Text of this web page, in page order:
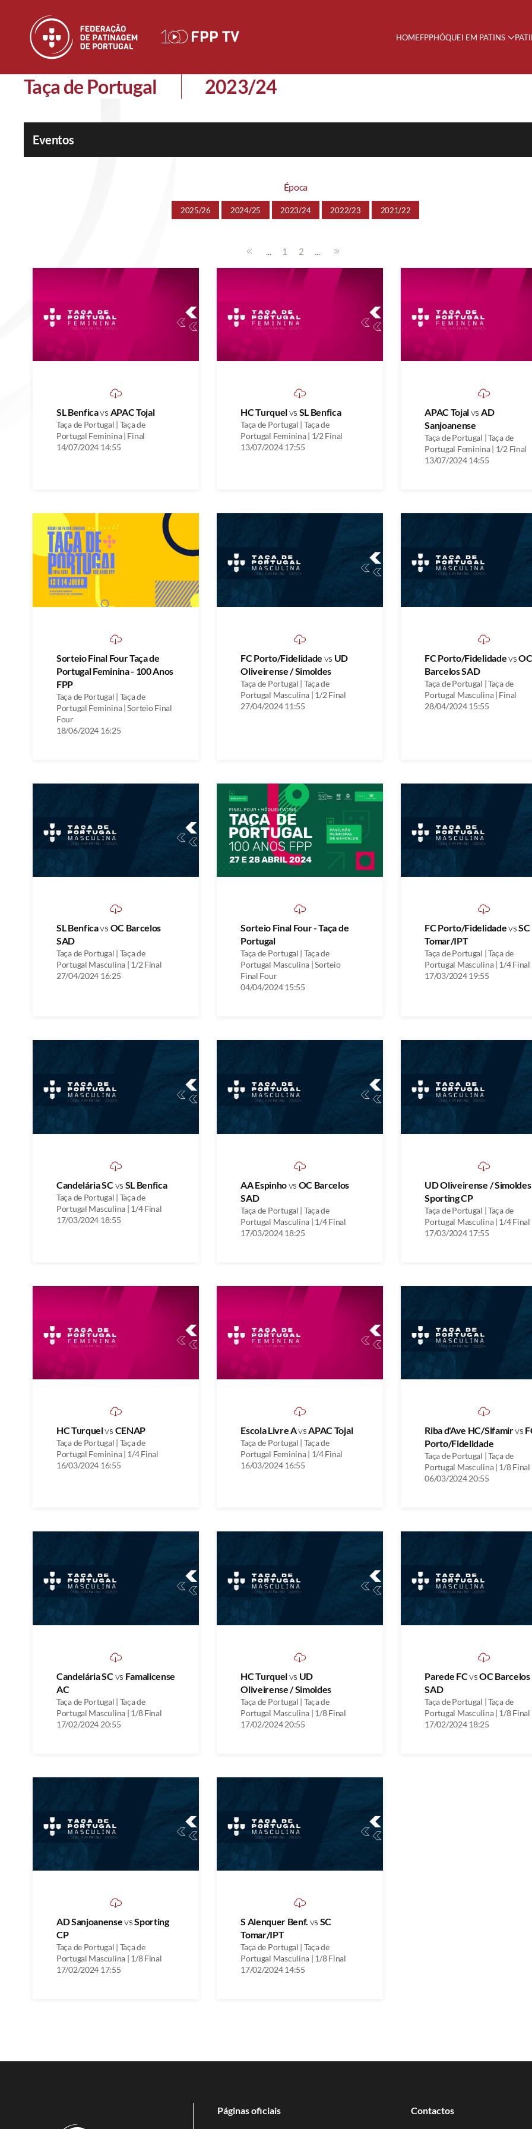
Skip to main content HOMEFPPHÓQUEI EM PATINS
Taça de Portugal 2023/24
Eventos
Época
2025/26 2024/25 2023/24 2022/23 2021/22
... 1 2 ...
SL Benficavs APAC Tojal
Taça de Portugal | Taça de
Portugal Feminina | Final
14/07/2024 14:55
HC Turquelvs SL Benfica
Taça de Portugal | Taça de
Portugal Feminina | 1/2 Final
13/07/2024 17:55
APAC Tojalvs AD
Sanjoanense
Taça de Portugal | Taça de
Portugal Feminina | 1/2 Final
13/07/2024 14:55
Sorteio Final Four Taça de
Portugal Feminina - 100 Anos
FPP
Taça de Portugal | Taça de
Portugal Feminina | Sorteio Final
Four
18/06/2024 16:25
FC Porto/Fidelidade vs UD
Oliveirense / Simoldes
Taça de Portugal | Taça de
Portugal Masculina | 1/2 Final
27/04/2024 11:55
FC Porto/FidelidadevsOC
Barcelos SAD
Taça de Portugal | Taça de
Portugal Masculina | Final
28/04/2024 15:55
SL Benficavs OC Barcelos
SAD
Taça de Portugal | Taça de
Portugal Masculina | 1/2 Final
27/04/2024 16:25
Sorteio Final Four - Taça de
Portugal
Taça de Portugal | Taça de
Portugal Masculina | Sorteio
Final Four
04/04/2024 15:55
FC Porto/FidelidadevsSC
Tomar/IPT
Taça de Portugal | Taça de
Portugal Masculina | 1/4 Final
17/03/2024 19:55
Candelária SCvs SL Benfica
Taça de Portugal | Taça de
Portugal Masculina | 1/4 Final
17/03/2024 18:55
AA Espinhovs OC Barcelos
SAD
Taça de Portugal | Taça de
Portugal Masculina | 1/4 Final
17/03/2024 18:25
UD Oliveirense / Simoldes
Sporting CP
Taça de Portugal | Taça de
Portugal Masculina | 1/4 Final
17/03/2024 17:55
HC Turquelvs CENAP
Taça de Portugal | Taça de
Portugal Feminina | 1/4 Final
16/03/2024 16:55
Escola Livre AvsAPAC Tojal
Taça de Portugal | Taça de
Portugal Feminina | 1/4 Final
16/03/2024 16:55
Riba d'Ave HC/Sifamirvs
Porto/Fidelidade
Taça de Portugal | Taça de
Portugal Masculina | 1/8 Final
06/03/2024 20:55
Candelária SCvs Famalicense
AC
Taça de Portugal | Taça de
Portugal Masculina | 1/8 Final
17/02/2024 20:55
HC Turquelvs UD
Oliveirense / Simoldes
Taça de Portugal | Taça de
Portugal Masculina | 1/8 Final
17/02/2024 20:55
Parede FCvsOC Barcelos
SAD
Taça de Portugal | Taça de
Portugal Masculina | 1/8 Final
17/02/2024 18:25
AD SanjoanensevsSporting
CP
Taça de Portugal | Taça de
Portugal Masculina | 1/8 Final
17/02/2024 17:55
S Alenquer Benf. vs SC
Tomar/IPT
Taça de Portugal | Taça de
Portugal Masculina | 1/8 Final
17/02/2024 14:55
Páginas oficiais Contactos